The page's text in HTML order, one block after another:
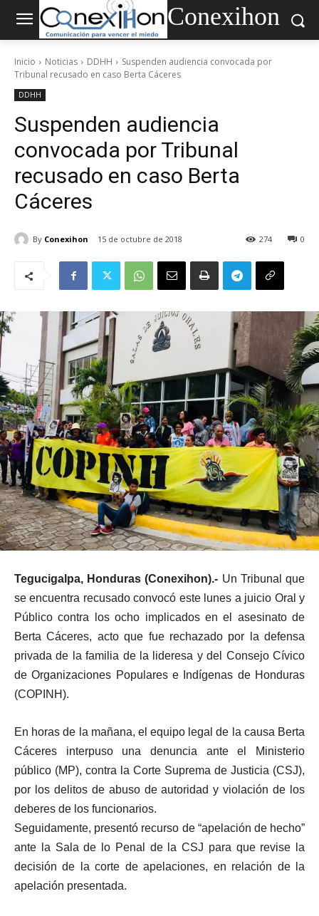
Conexihon
Inicio Noticias DDHH
Suspenden audiencia convocada por
Tribunal recusado en caso Berta Cáceres
DDHH
Suspenden audiencia
convocada por Tribunal
recusado en caso Berta
Cáceres
By Conexihon 15 de octubre de 2018 0
274
Tegucigalpa, Honduras (Conexihon).- Un Tribunal que
se encuentra recusado convocó este lunes a juicio Oral y
Público contra los ocho implicados en el asesinato de
Berta Cáceres, acto que fue rechazado por la defensa
privada de la familia de la lideresa y del Consejo Cívico
de Organizaciones Populares e Indígenas de Honduras
(COPINH).
En horas de la mañana, el equipo legal de la causa Berta
Cáceres interpuso una denuncia ante el Ministerio
público (MP), contra la Corte Suprema de Justicia (CSJ),
por los delitos de abuso de autoridad y violación de los
deberes de los funcionarios.
Seguidamente, presentó recurso de “apelación de hecho”
ante la Sala de lo Penal de la CSJ para que revise la
decisión de la corte de apelaciones, en relación de la
apelación presentada.